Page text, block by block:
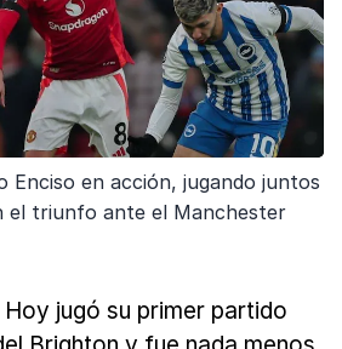
Enciso en acción, jugando juntos
el triunfo ante el Manchester
Hoy jugó su primer partido